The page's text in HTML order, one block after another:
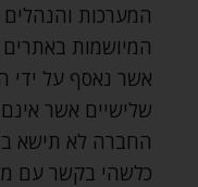
המערכות
המיושמות באתרים
אשר נאסף על ידי
שלישיים אשר אינם
החברה לא תישא
כלשהי בקשר עם